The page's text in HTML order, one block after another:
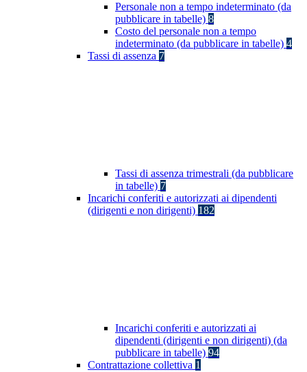
Personale non a tempo indeterminato (da
pubblicare in tabelle) 8
Costo del personale non a tempo
indeterminato (da pubblicare in tabelle) 4
Tassi di assenza 7
Tassi di assenza trimestrali (da pubblicare
in tabelle) 7
Incarichi conferiti e autorizzati ai dipendenti
(dirigenti e non dirigenti) 182
Incarichi conferiti e autorizzati ai
dipendenti (dirigenti e non dirigenti) (da
pubblicare in tabelle) 94
Contrattazione collettiva 1